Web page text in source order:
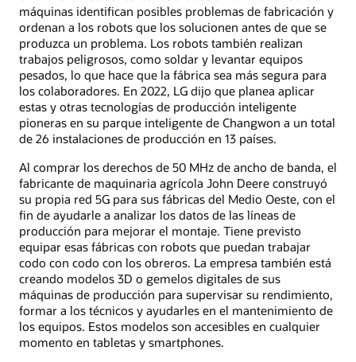
máquinas identifican posibles problemas de fabricación y
ordenan a los robots que los solucionen antes de que se
produzca un problema. Los robots también realizan
trabajos peligrosos, como soldar y levantar equipos
pesados, lo que hace que la fábrica sea más segura para
los colaboradores. En 2022, LG dijo que planea aplicar
estas y otras tecnologías de producción inteligente
pioneras en su parque inteligente de Changwon a un total
de 26 instalaciones de producción en 13 países.
Al comprar los derechos de 50 MHz de ancho de banda, el
fabricante de maquinaria agrícola John Deere construyó
su propia red 5G para sus fábricas del Medio Oeste, con el
fin de ayudarle a analizar los datos de las líneas de
producción para mejorar el montaje. Tiene previsto
equipar esas fábricas con robots que puedan trabajar
codo con codo con los obreros. La empresa también está
creando modelos 3D o gemelos digitales de sus
máquinas de producción para supervisar su rendimiento,
formar a los técnicos y ayudarles en el mantenimiento de
los equipos. Estos modelos son accesibles en cualquier
momento en tabletas y smartphones.